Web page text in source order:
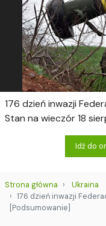
176 dzień inwazji
Stan na wieczór 18
Idź do
Strona główna
Ukraina
176 dzień inwazji
[Podsumowanie]